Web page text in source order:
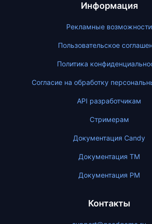
Информация
Рекламные возможности
Пользовательское
Политика
Согласие на обработку
API разработчикам
Стримерам
Документация Candy
Документация ТМ
Документация PM
Контакты